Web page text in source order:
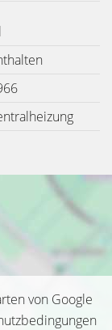
von Google